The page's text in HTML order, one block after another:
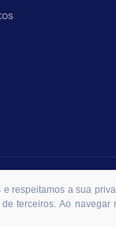
respeitamos a sua
terceiros. Ao